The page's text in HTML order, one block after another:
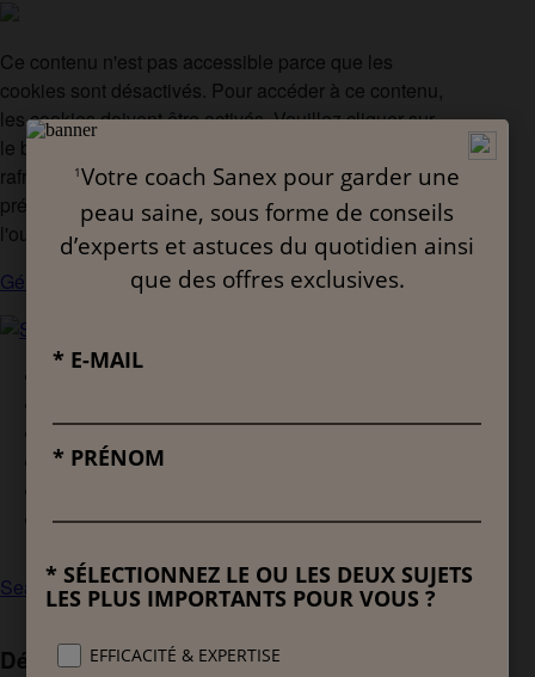
Ce contenu n'est pas accessible parce que les
cookies sont désactivés. Pour accéder à ce contenu,
les cookies doivent être activés. Veuillez cliquer sur
le bouton ci-dessous, activer les cookies, puis
rafraîchir la page. Vous pouvez gérer vos
préférences de cookies à tout moment en utilisant
l'outil de paramétrage des cookies.
Gérer les cookies
CONNAISSEZ-VOUS VOTRE PEAU ?
NOS CONSEILS
L'UNIVERS SANEX
REJOIGNEZ LA COMMUNAUTÉ
Search
Découvrez Sanex